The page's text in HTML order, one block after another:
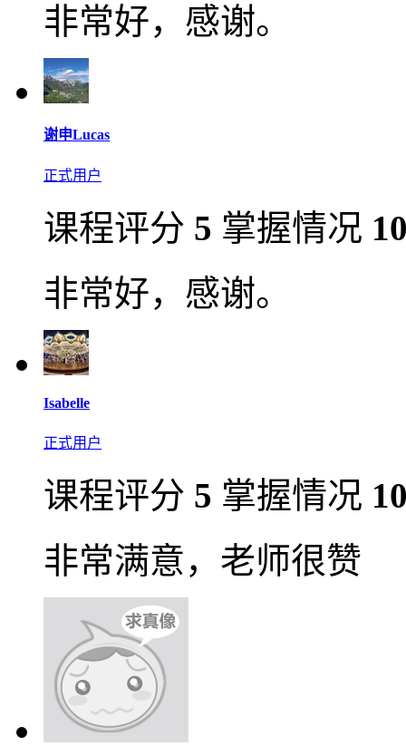
非常好，感谢。
谢申Lucas
正式用户
课程评分 5 掌握情况
非常好，感谢。
Isabelle
正式用户
课程评分 5 掌握情况
非常满意，老师很赞